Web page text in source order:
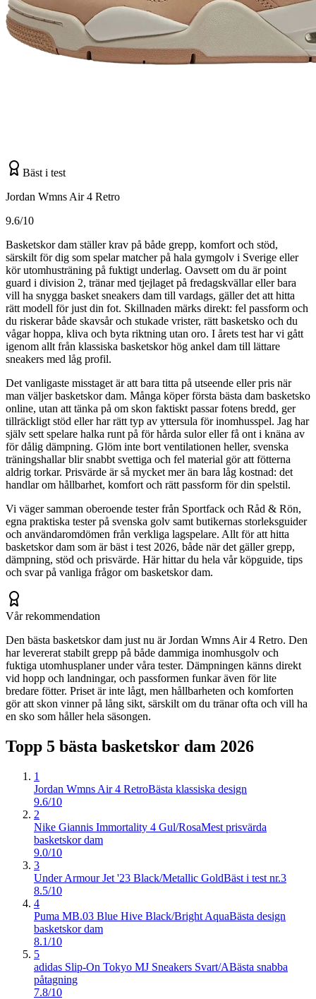
Bäst i test
Jordan Wmns Air 4 Retro
9.6/10
Basketskor dam ställer krav på både grepp, komfort och stöd,
särskilt för dig som spelar matcher på hala gymgolv i Sverige eller
kör utomhusträning på fuktigt underlag. Oavsett om du är point
guard i division 2, tränar med tjejlaget på fredagskvällar eller bara
vill ha snygga basket sneakers dam till vardags, gäller det att hitta
rätt modell för just din fot. Skillnaden märks direkt: fel passform och
du riskerar både skavsår och stukade vrister, rätt basketsko och du
vågar hoppa, kliva och byta riktning utan oro. I årets test har vi gått
igenom allt från klassiska basketskor hög ankel dam till lättare
sneakers med låg profil.
Det vanligaste misstaget är att bara titta på utseende eller pris när
man väljer basketskor dam. Många köper första bästa dam basketsko
online, utan att tänka på om skon faktiskt passar fotens bredd, ger
tillräckligt stöd eller har rätt typ av yttersula för inomhusspel. Jag har
själv sett spelare halka runt på för hårda sulor eller få ont i knäna av
för dålig dämpning. Glöm inte bort ventilationen heller, svenska
träningshallar blir snabbt svettiga och fel material gör att fötterna
aldrig torkar. Prisvärde är så mycket mer än bara låg kostnad: det
handlar om hållbarhet, komfort och rätt passform för din spelstil.
Vi väger samman oberoende tester från Sportfack och Råd & Rön,
egna praktiska tester på svenska golv samt butikernas storleksguider
och användaromdömen från verkliga lagspelare. Allt för att hitta
basketskor dam som är bäst i test 2026, både när det gäller grepp,
dämpning, stöd och prisvärde. Här hittar du hela vår köpguide, tips
och svar på vanliga frågor om basketskor dam.
Vår rekommendation
Den bästa basketskor dam just nu är Jordan Wmns Air 4 Retro. Den
har levererat stabilt grepp på både dammiga inomhusgolv och
fuktiga utomhusplaner under våra tester. Dämpningen känns direkt
vid hopp och landningar, och passformen funkar även för lite
bredare fötter. Priset är inte lågt, men hållbarheten och komforten
gör att skon vinner på lång sikt, särskilt om du tränar ofta och vill ha
en sko som håller hela säsongen.
Topp 5 bästa basketskor dam 2026
1
Jordan Wmns Air 4 RetroBästa klassiska design
9.6/10
2
Nike Giannis Immortality 4 Gul/RosaMest prisvärda
basketskor dam
9.0/10
3
Under Armour Jet '23 Black/Metallic GoldBäst i test nr.3
8.5/10
4
Puma MB.03 Blue Hive Black/Bright AquaBästa design
basketskor dam
8.1/10
5
adidas Slip-On Tokyo MJ Sneakers Svart/ABästa snabba
påtagning
7.8/10